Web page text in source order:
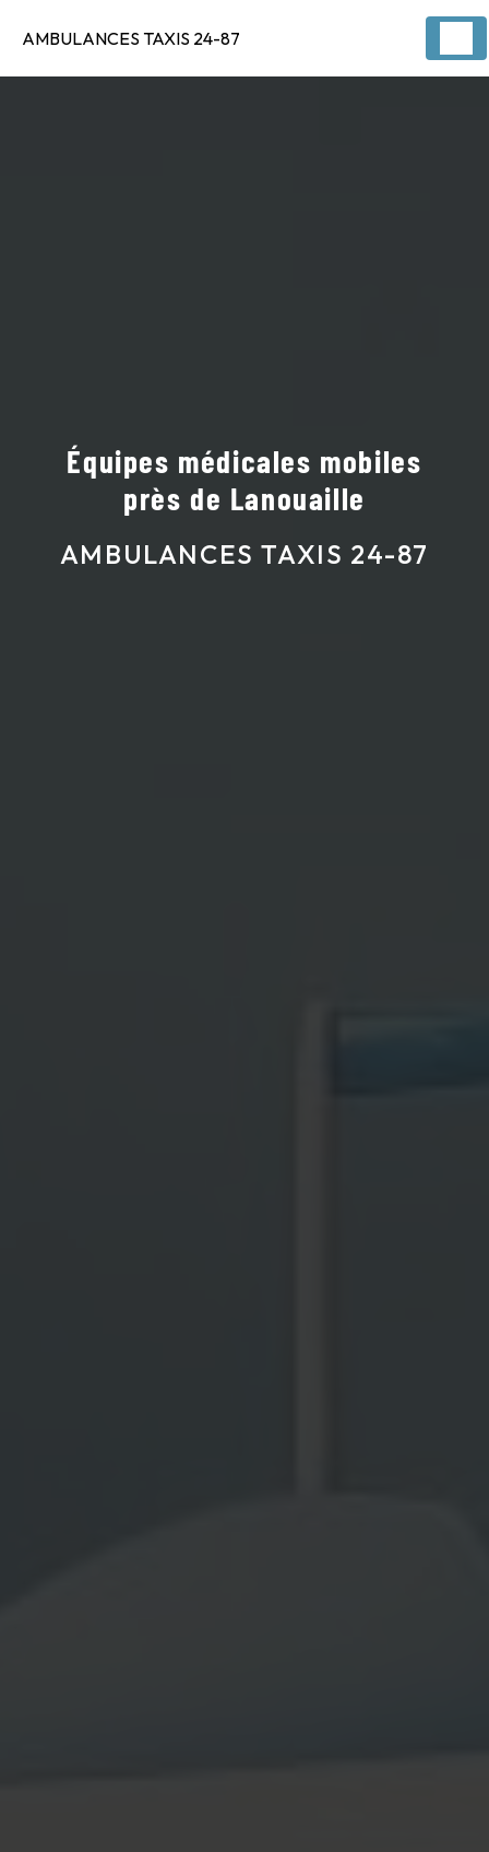
AMBULANCES TAXIS 24-87
Équipes médicales mobiles
près de Lanouaille
AMBULANCES TAXIS 24-87